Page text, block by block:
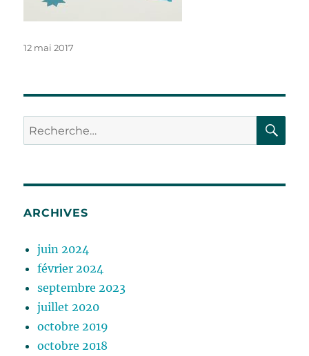
Publié
12 mai 2017
Recherche
pour :
ARCHIVES
juin 2024
février 2024
septembre 2023
juillet 2020
octobre 2019
octobre 2018